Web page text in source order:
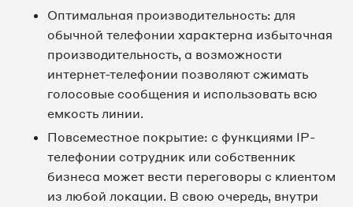
Оптимальная производительность: для
обычной телефонии характерна избыточная
производительность, а возможности
интернет-телефонии позволяют сжимать
голосовые сообщения и использовать всю
емкость линии.
Повсеместное покрытие: с функциями IP-
телефонии сотрудник или собственник
бизнеса может вести переговоры с клиентом
из любой локации. В свою очередь, внутри